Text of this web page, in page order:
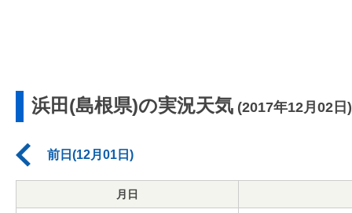
浜田(島根県)の実況天気 (2017年12月02日)
前日(12月01日)
月日